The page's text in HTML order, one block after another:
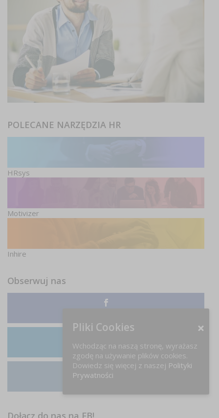
POLECANE NARZĘDZIA HR
HRsys
Motivizer
Inhire
Obserwuj nas
LinkedIn
Dołącz do nas na FB!
Pliki Cookies
Wchodząc na naszą stronę, wyrażasz
zgodę na używanie plików cookies.
Dowiedz się więcej z naszej Polityki
Prywatności